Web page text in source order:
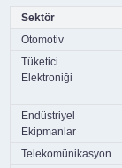
Sektör
Otomotiv
Tüketici
Elektroniği
Endüstriyel
Ekipmanlar
Telekomünikasyon